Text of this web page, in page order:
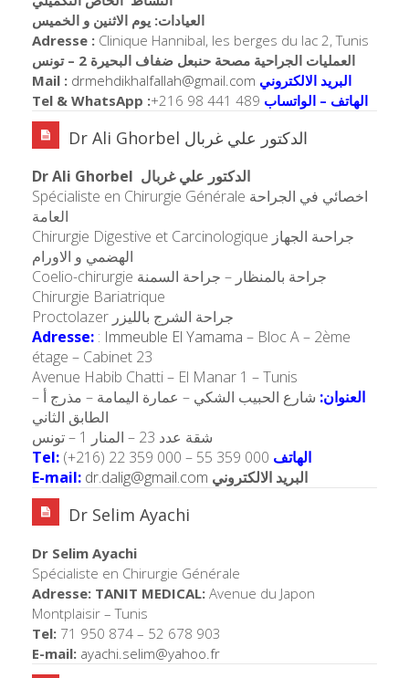
العيادات: يوم الاثنين و الخميس
Adresse : Clinique Hannibal, les berges du lac 2, Tunis
العمليات الجراحية مصحة حنبعل ضفاف البحيرة 2 – تونس
Mail : drmehdikhalfallah@gmail.com البريد الالكتروني
Tel & WhatsApp :+216 98 441 489 الهاتف – الواتساب
Dr Ali Ghorbel الدكتور علي غربال
Dr Ali Ghorbel الدكتور علي غربال
Spécialiste en Chirurgie Générale اخصائي في الجراحة
العامة
Chirurgie Digestive et Carcinologique جراحىة الجهاز
الهضمي و الاورام
Coelio-chirurgie جراحة بالمنظار – جراحة السمنة
Chirurgie Bariatrique
Proctolazer جراحة الشرج بالليزر
Adresse: : Immeuble El Yamama – Bloc A – 2ème
étage – Cabinet 23
Avenue Habib Chatti – El Manar 1 – Tunis
العنوان: شارع الحبيب الشكي – عمارة اليمامة – مذرج أ –
الطابق الثاني
شقة عدد 23 – المنار 1 – تونس
Tel: (+216) 22 359 000 – 55 359 000 الهاتف
E-mail: dr.dalig@gmail.com البريد الالكتروني
Dr Selim Ayachi
Dr Selim Ayachi
Spécialiste en Chirurgie Générale
Adresse: TANIT MEDICAL: Avenue du Japon
Montplaisir – Tunis
Tel: 71 950 874 – 52 678 903
E-mail: ayachi.selim@yahoo.fr